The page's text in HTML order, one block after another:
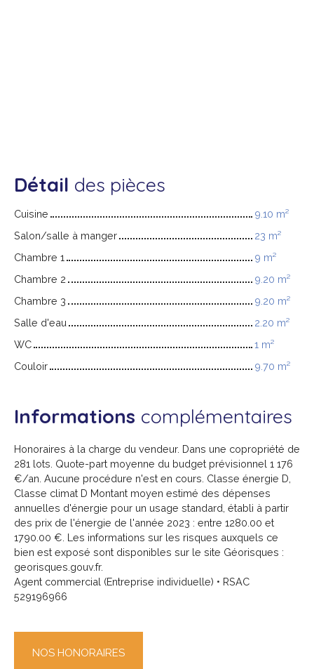
Détail des pièces
Cuisine
9.10 m²
Salon/salle à manger
23 m²
Chambre 1
9 m²
Chambre 2
9.20 m²
Chambre 3
9.20 m²
Salle d'eau
2.20 m²
WC
1 m²
Couloir
9.70 m²
Informations complémentaires
Honoraires à la charge du vendeur. Dans une copropriété de
281 lots. Quote-part moyenne du budget prévisionnel 1 176
€/an. Aucune procédure n'est en cours. Classe énergie D,
Classe climat D Montant moyen estimé des dépenses
annuelles d'énergie pour un usage standard, établi à partir
des prix de l'énergie de l'année 2023 : entre 1280.00 et
1790.00 €. Les informations sur les risques auxquels ce
bien est exposé sont disponibles sur le site Géorisques :
georisques.gouv.fr.
Agent commercial (Entreprise individuelle) • RSAC
529196966
NOS HONORAIRES